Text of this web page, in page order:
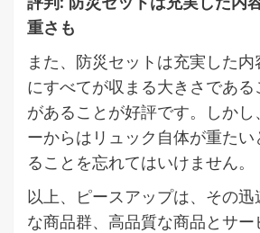
重さも
また、防災セットは充実した
にすべてが収まる大きさであ
があることが好評です。しか
ーからはリュック自体が重た
ることを忘れてはいけません。
以上、ピースアップは、その迅
な商品群、高品質な商品とサ